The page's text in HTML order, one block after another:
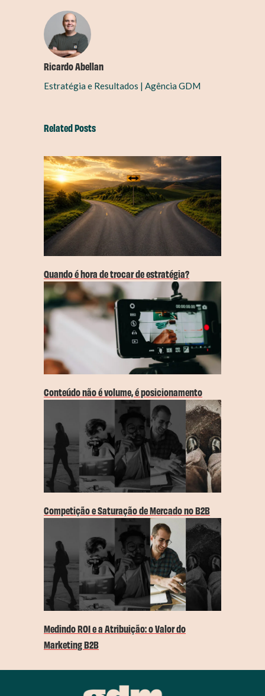
Ricardo Abellan
Estratégia e Resultados | Agência GDM
Related Posts
Quando é hora de trocar de estratégia?
Conteúdo não é volume, é posicionamento
Competição e Saturação de Mercado no B2B
Medindo ROI e a Atribuição: o Valor do
Marketing B2B